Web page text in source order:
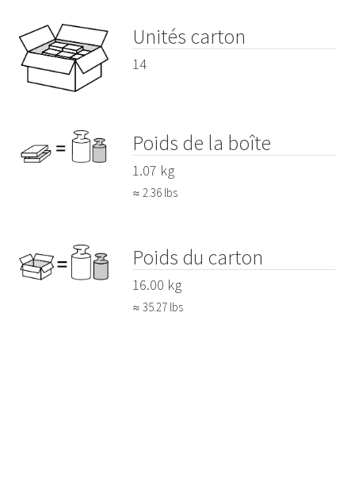
Unités carton
14
Poids de la boîte
1.07 kg
≈ 2.36 lbs
Poids du carton
16.00 kg
≈ 35.27 lbs